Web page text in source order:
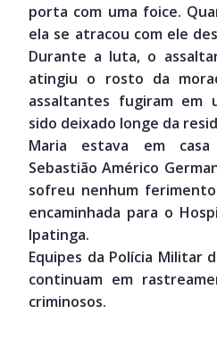
porta com uma foice.
ela se atracou com ele
Durante a luta, o
atingiu o rosto da
assaltantes fugiram em
sido deixado longe da
Maria estava em
Sebastião Américo
sofreu nenhum
encaminhada para o
Ipatinga.
Equipes da Polícia Militar
continuam em
criminosos.